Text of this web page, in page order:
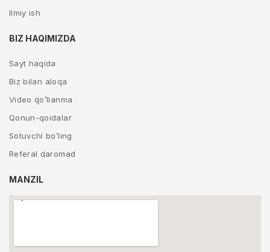
Ilmiy ish
BIZ HAQIMIZDA
Sayt haqida
Biz bilan aloqa
Video qo’llanma
Qonun-qoidalar
Sotuvchi bo’ling
Referal daromad
MANZIL